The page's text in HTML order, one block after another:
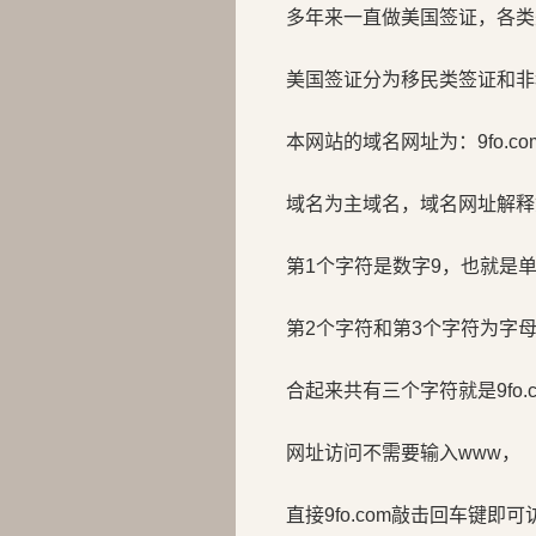
多年来一直做美国签证，各
美国签证分为移民类签证和
本网站的域名网址为：
域名为主域名，域名网址解
第1个字符是数字9，也就是
第2个字符和第3个字符为字
合起来共有三个字符就是
网址访问不需要输入www，
直接9fo.com敲击回车键即可